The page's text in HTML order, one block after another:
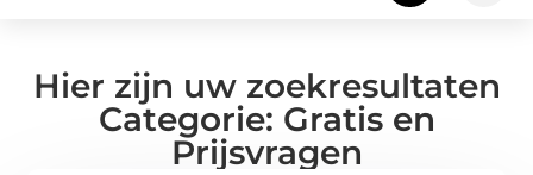
Hier zijn uw zoekresultaten
Categorie: Gratis en
Prijsvragen